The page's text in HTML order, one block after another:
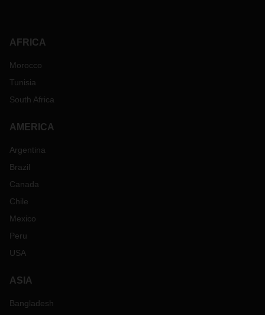
AFRICA
Morocco
Tunisia
South Africa
AMERICA
Argentina
Brazil
Canada
Chile
Mexico
Peru
USA
ASIA
Bangladesh